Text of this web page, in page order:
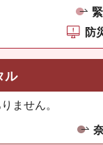
防
ル
ません。